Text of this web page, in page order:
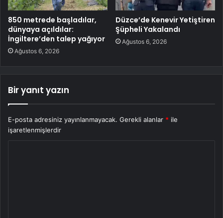
850 metrede başladılar,
dünyaya açıldılar:
İngiltere’den talep yağıyor
Ağustos 6, 2026
Düzce’de Kenevir Yetiştiren
Şüpheli Yakalandı
Ağustos 6, 2026
Bir yanıt yazın
E-posta adresiniz yayınlanmayacak. Gerekli alanlar * ile
işaretlenmişlerdir